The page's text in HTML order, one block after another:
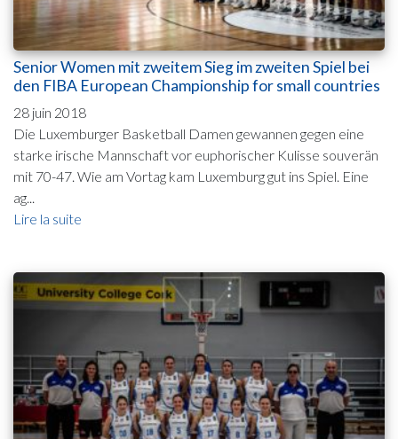
Senior Women mit zweitem Sieg im zweiten Spiel bei
den FIBA European Championship for small countries
28 juin 2018
Die Luxemburger Basketball Damen gewannen gegen eine
starke irische Mannschaft vor euphorischer Kulisse souverän
mit 70-47. Wie am Vortag kam Luxemburg gut ins Spiel. Eine
ag...
Lire la suite